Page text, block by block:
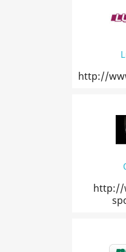
http://
http://